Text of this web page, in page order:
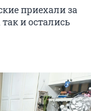
приехали за
и остались